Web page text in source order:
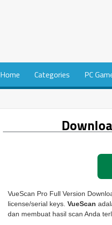
Home Categories PC
VueScan Pro Full Version
license/serial keys. VueScan
dan membuat hasil scan Anda